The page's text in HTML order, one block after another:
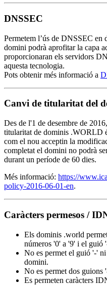
DNSSEC
Permetem l’ús de DNSSEC
domini podrà aprofitar la capa
proporcionaran els servidors
aquesta tecnologia.
Pots obtenir més informació a
Canvi de titularitat del
Des de l'1 de desembre de
titularitat de dominis .WORLD
com el nou acceptin la
completat el domini no podrà
durant un període de 60 dies.
Més informació: https://
policy-2016-06-01-en.
Caràcters permesos /
Els dominis .world
números '0' a '9' i el guió
No es permet el guió '-'
domini.
No es permet dos guions
Es permeten caràcters